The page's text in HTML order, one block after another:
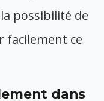
possibilité de
facilement ce
dans